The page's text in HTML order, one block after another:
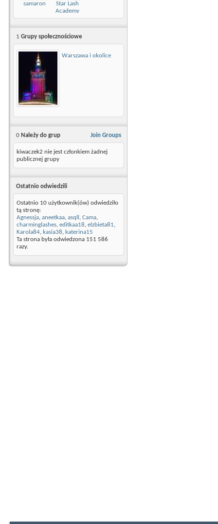
samaron
Star Lash
Academy
1 Grupy społecznościowe
Warszawa i okolice
Join Groups
0 Należy do grup
kiwaczek2 nie jest członkiem żadnej
publicznej grupy
Ostatnio odwiedzili
Ostatnio 10 użytkownik(ów) odwiedziło
tą stronę:
Agnessja, aneetkaa, asqll , Cama,
charminglashes, editkaa18, elzbieta81,
Karola84, kasia38, katerina15
Ta strona była odwiedzona 151 586
razy.